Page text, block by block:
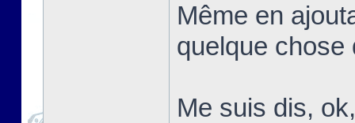
Même en
quelque chose
Me suis dis,